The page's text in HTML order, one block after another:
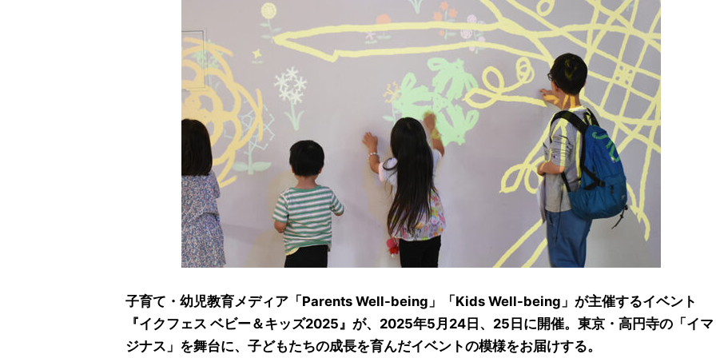
子育て・幼児教育メディア「Parents Well-being」「Kids Well-being」が主催するイベント
『イクフェス ベビー＆キッズ2025』が、2025年5月24日、25日に開催。東京・高円寺の「イマ
ジナス」を舞台に、子どもたちの成長を育んだイベントの模様をお届けする。